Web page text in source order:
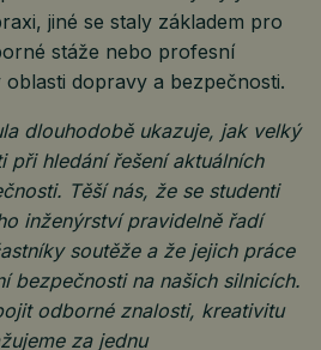
jiné se staly základem pro
stáže nebo profesní
dopravy a bezpečnosti.
dlouhodobě ukazuje, jak velký
při hledání řešení aktuálních
Těší nás, že se studenti
inženýrství pravidelně řadí
soutěže a že jejich práce
bezpečnosti na našich silnicích.
odborné znalosti, kreativitu
za jednu